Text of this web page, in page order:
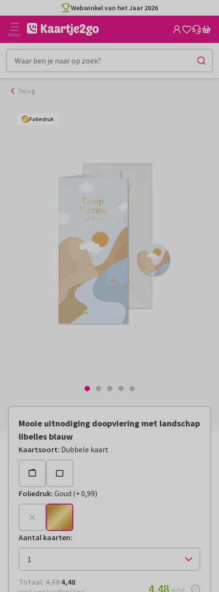
naar
inhoud
Webwinkel van het Jaar 2026
MENU
Terug
Foliedruk
Foliedruk
Foliedruk
Foliedruk
Foliedruk
Mooie uitnodiging doopviering met landschap
libelles blauw
Kaartsoort: Dubbele kaart
Foliedruk: Goud (
+€ 0,99
+0,99)
Aantal kaarten:
Totaal: € 4,48
Totaal: 4,58 4,48
€ 4,48per stuk
4,48 p/st.